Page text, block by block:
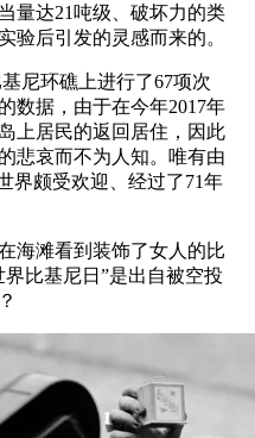
量达21吨级、破坏力的类
验后引发的灵感而来的。
尼环礁上进行了67项次
数据，由于在今年2017年
上居民的返回居住，因此
悲哀而不为人知。唯有由
界颇受欢迎、经过了71年
海滩看到装饰了女人的比
比基尼日”是出自被空投